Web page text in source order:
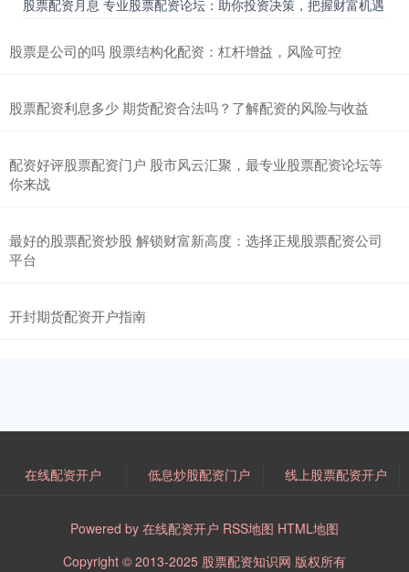
股票配资月息 专业股票配资论坛：助你投资决策，把握财富机遇
股票是公司的吗 股票结构化配资：杠杆增益，风险可控
股票配资利息多少 期货配资合法吗？了解配资的风险与收益
配资好评股票配资门户 股市风云汇聚，最专业股票配资论坛等
你来战
最好的股票配资炒股 解锁财富新高度：选择正规股票配资公司
平台
开封期货配资开户指南
在线配资开户 低息炒股配资门户 线上股票配资开户
Powered by 在线配资开户 RSS地图 HTML地图
Copyright © 2013-2025 股票配资知识网 版权所有